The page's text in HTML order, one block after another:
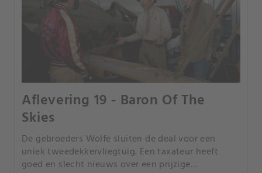
Aflevering 19 - Baron Of The
Skies
De gebroeders Wolfe sluiten de deal voor een
uniek tweedekkervliegtuig. Een taxateur heeft
goed en slecht nieuws over een prijzige